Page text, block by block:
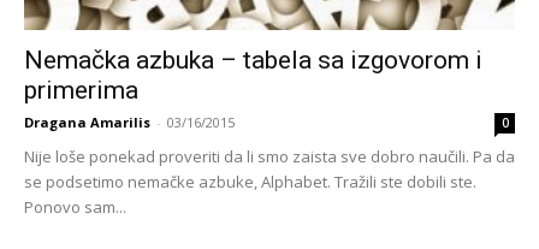
Nemačka azbuka – tabela sa izgovorom i
primerima
Dragana Amarilis - 03/16/2015 0
Nije loše ponekad proveriti da li smo zaista sve dobro naučili. Pa da
se podsetimo nemačke azbuke, Alphabet. Tražili ste dobili ste.
Ponovo sam...